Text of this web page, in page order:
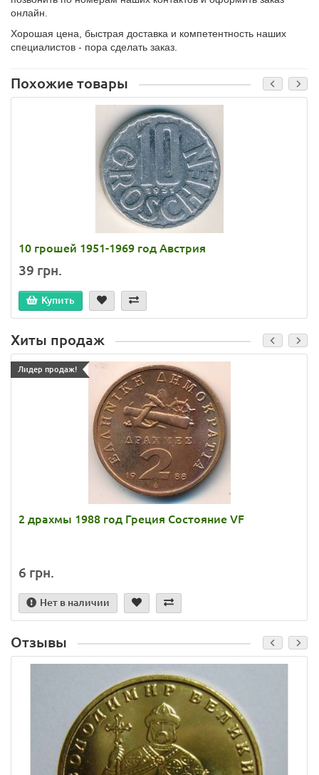
онлайн.
Хорошая цена, быстрая доставка и компетентность наших
специалистов - пора сделать заказ.
Похожие товары
10 грошей 1951-1969 год Австрия
39 грн.
Купить
Хиты продаж
Лидер продаж!
2 драхмы 1988 год Греция Состояние VF
6 грн.
Нет в наличии
Отзывы